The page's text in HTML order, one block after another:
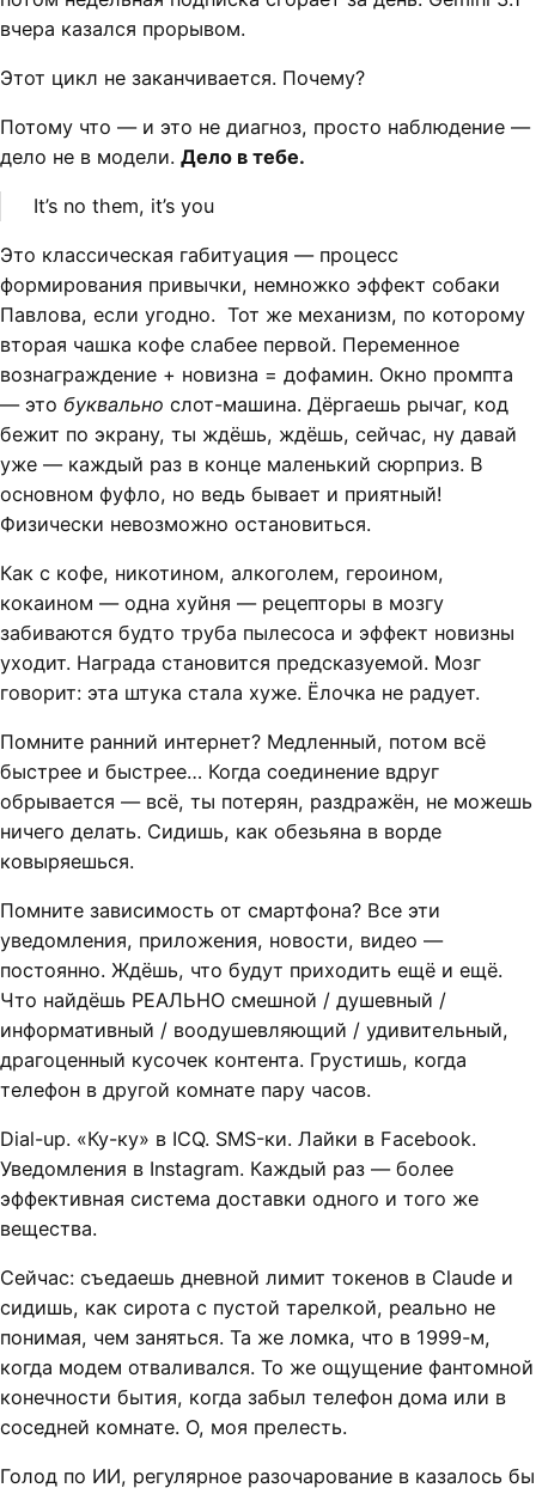
вчера казался прорывом.
Этот цикл не заканчивается. Почему?
Потому что — и это не диагноз, просто наблюдение —
дело не в модели. Дело в тебе.
It’s no them, it’s you
Это классическая габитуация — процесс
формирования привычки, немножко эффект собаки
Павлова, если угодно. Тот же механизм, по которому
вторая чашка кофе слабее первой. Переменное
вознаграждение + новизна = дофамин. Окно промпта
— это буквально слот-машина. Дёргаешь рычаг, код
бежит по экрану, ты ждёшь, ждёшь, сейчас, ну давай
уже — каждый раз в конце маленький сюрприз. В
основном фуфло, но ведь бывает и приятный!
Физически невозможно остановиться.
Как с кофе, никотином, алкоголем, героином,
кокаином — одна хуйня — рецепторы в мозгу
забиваются будто труба пылесоса и эффект новизны
уходит. Награда становится предсказуемой. Мозг
говорит: эта штука стала хуже. Ёлочка не радует.
Помните ранний интернет? Медленный, потом всё
быстрее и быстрее… Когда соединение вдруг
обрывается — всё, ты потерян, раздражён, не можешь
ничего делать. Сидишь, как обезьяна в ворде
ковыряешься.
Помните зависимость от смартфона? Все эти
уведомления, приложения, новости, видео —
постоянно. Ждёшь, что будут приходить ещё и ещё.
Что найдёшь РЕАЛЬНО смешной / душевный /
информативный / воодушевляющий / удивительный,
драгоценный кусочек контента. Грустишь, когда
телефон в другой комнате пару часов.
Dial-up. «Ку-ку» в ICQ. SMS-ки. Лайки в Facebook.
Уведомления в Instagram. Каждый раз — более
эффективная система доставки одного и того же
вещества.
Сейчас: съедаешь дневной лимит токенов в Claude и
сидишь, как сирота с пустой тарелкой, реально не
понимая, чем заняться. Та же ломка, что в 1999-м,
когда модем отваливался. То же ощущение фантомной
конечности бытия, когда забыл телефон дома или в
соседней комнате. О, моя прелесть.
Голод по ИИ, регулярное разочарование в казалось бы